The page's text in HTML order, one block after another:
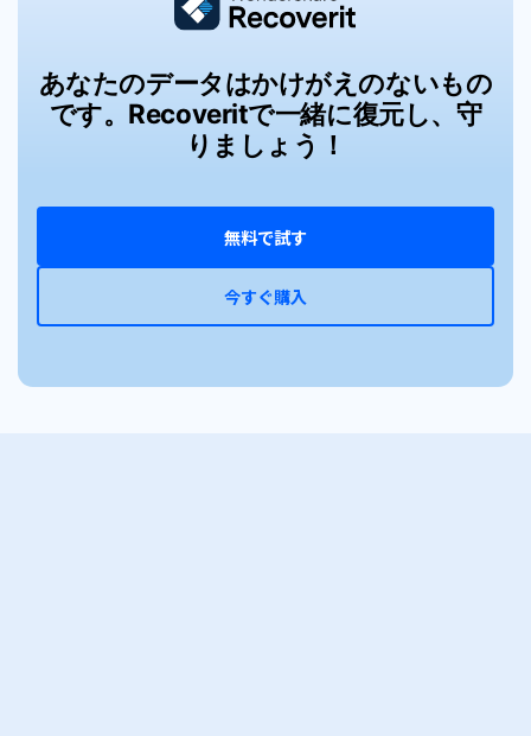
あなたのデータはかけがえのないもの
です。Recoveritで一緒に復元し、守
りましょう！
無料で試す
今すぐ購入